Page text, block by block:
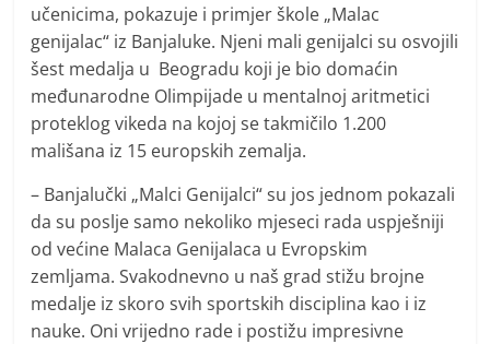
h
v
i
j
e
t
i
učenicima, pokazuje i primjer škole „Malac
genijalac“ iz Banjaluke. Njeni mali genijalci su osvojili
šest medalja u Beogradu koji je bio domaćin
međunarodne Olimpijade u mentalnoj aritmetici
proteklog vikeda na kojoj se takmičilo 1.200
mališana iz 15 europskih zemalja.
– Banjalučki „Malci Genijalci“ su jos jednom pokazali
da su poslje samo nekoliko mjeseci rada uspješniji
od većine Malaca Genijalaca u Evropskim
zemljama. Svakodnevno u naš grad stižu brojne
medalje iz skoro svih sportskih disciplina kao i iz
nauke. Oni vrijedno rade i postižu impresivne